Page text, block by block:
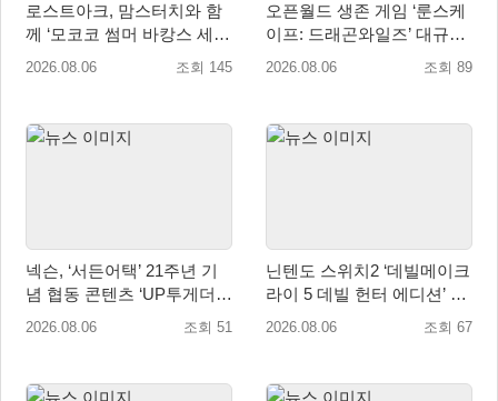
로스트아크, 맘스터치와 함
께 ‘모코코 썸머 바캉스 세
트’ 출시
2026.08.06 조회 145
오픈월드 생존 게임 ‘룬스케
이프: 드래곤와일즈’ 대규모
유저 편의성 개선 및 사이드
2026.08.06 조회 89
넥슨, ‘서든어택’ 21주년 기
념 협동 콘텐츠 ‘UP투게더’
업데이트
2026.08.06 조회 51
닌텐도 스위치2 ‘데빌메이크
라이 5 데빌 헌터 에디션’ 패
키지 제품 8월 7일 예약판매
2026.08.06 조회 67